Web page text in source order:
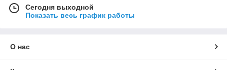
Сегодня выходной
Показать весь график работы
О нас